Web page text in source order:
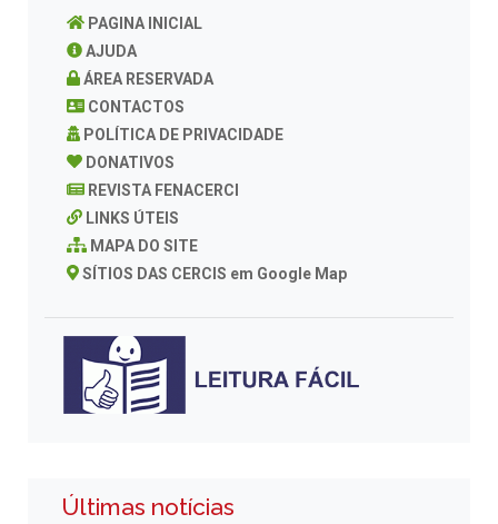
PAGINA INICIAL
AJUDA
ÁREA RESERVADA
CONTACTOS
POLÍTICA DE PRIVACIDADE
DONATIVOS
REVISTA FENACERCI
LINKS ÚTEIS
MAPA DO SITE
SÍTIOS DAS CERCIS em Google Map
Últimas notícias